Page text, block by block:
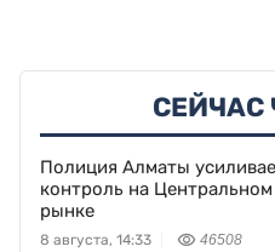
Полиция Алматы
контроль на
рынке
8 августа, 14:33 46508